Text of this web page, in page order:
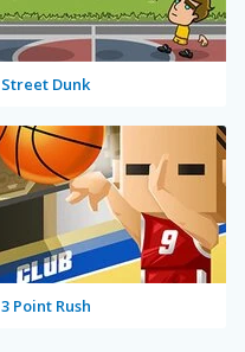
Street Dunk
3 Point Rush